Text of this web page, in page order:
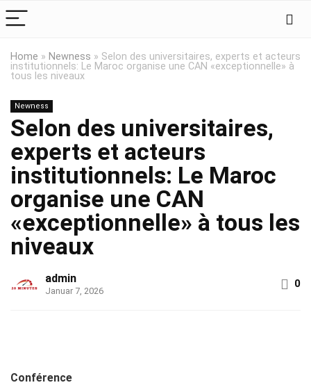
Home » Newness » Selon des universitaires, experts et acteurs
institutionnels: Le Maroc organise une CAN «exceptionnelle» à
tous les niveaux
Newness
Selon des universitaires,
experts et acteurs
institutionnels: Le Maroc
organise une CAN
«exceptionnelle» à tous les
niveaux
admin
Januar 7, 2026
0
Conférence